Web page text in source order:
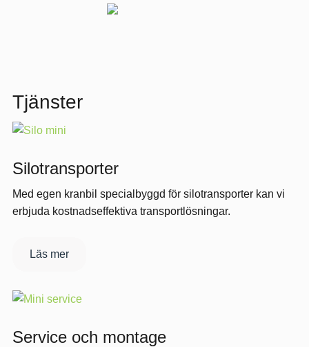
Tjänster
Silotransporter
Med egen kranbil specialbyggd för silotransporter kan vi
erbjuda kostnadseffektiva transportlösningar.
Läs mer
Service och montage